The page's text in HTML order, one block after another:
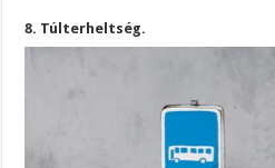
8. Túlterheltség.